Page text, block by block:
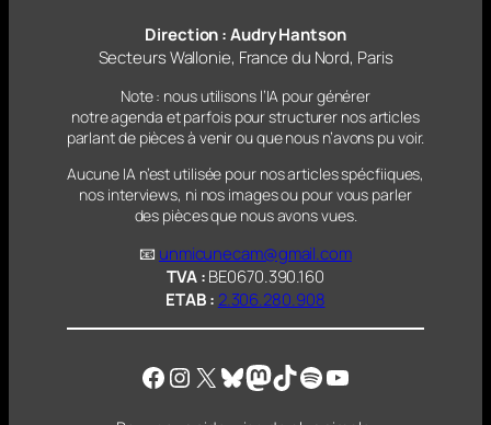
Direction : Audry Hantson
Secteurs Wallonie, France du Nord, Paris
Note : nous utilisons l’IA pour générer
notre agenda et parfois pour structurer nos articles
parlantde pièces à venir ou que nous n’avons pu voir.
Aucune IA n’est utilisée pour nos articles spécfiiques,
nos interviews, ni nos images ou pour vous parler
des pièces que nous avons vues.
📧 unmicunecam@gmail.com
TVA :BE0670.390.160
ETAB :2.306.280.908
Facebook
Instagram
X Bluesky
Mastodon
TikTok
Spotify
YouTube